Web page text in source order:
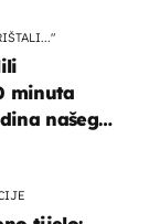
minuta
našeg